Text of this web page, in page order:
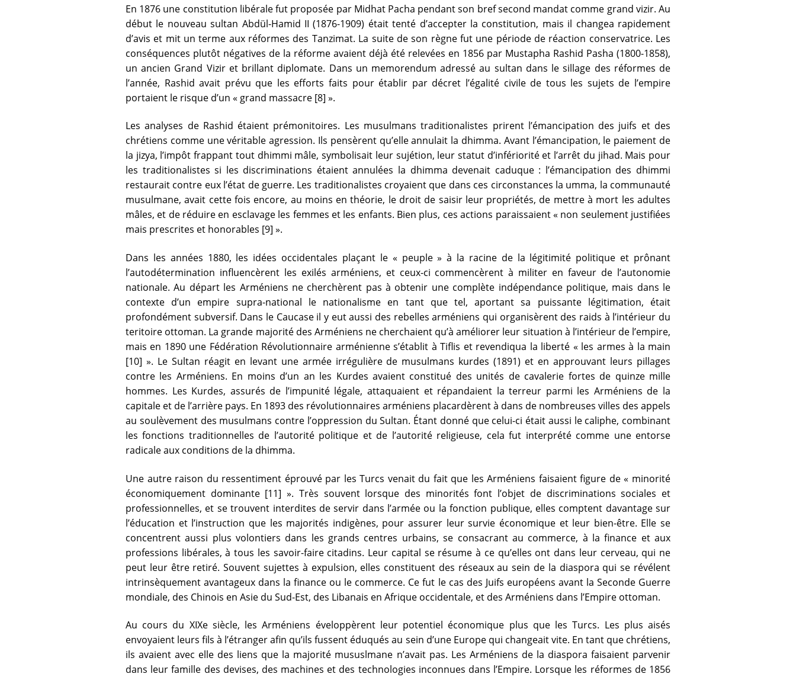
En 1876 une constitution libérale fut proposée par Midhat Pacha pendant son bref second mandat comme grand vizir. Au
début le nouveau sultan Abdül-Hamid II (1876-1909) était tenté d’accepter la constitution, mais il changea rapidement
d’avis et mit un terme aux réformes des Tanzimat. La suite de son règne fut une période de réaction conservatrice. Les
conséquences plutôt négatives de la réforme avaient déjà été relevées en 1856 par Mustapha Rashid Pasha (1800-1858),
un ancien Grand Vizir et brillant diplomate. Dans un memorendum adressé au sultan dans le sillage des réformes de
l’année, Rashid avait prévu que les efforts faits pour établir par décret l’égalité civile de tous les sujets de l’empire
portaient le risque d’un « grand massacre [8] ».
Les analyses de Rashid étaient prémonitoires. Les musulmans traditionalistes prirent l’émancipation des juifs et des
chrétiens comme une véritable agression. Ils pensèrent qu’elle annulait la dhimma. Avant l’émancipation, le paiement de
la jizya, l’impôt frappant tout dhimmi mâle, symbolisait leur sujétion, leur statut d’infériorité et l’arrêt du jihad. Mais pour
les traditionalistes si les discriminations étaient annulées la dhimma devenait caduque : l’émancipation des dhimmi
restaurait contre eux l’état de guerre. Les traditionalistes croyaient que dans ces circonstances la umma, la communauté
musulmane, avait cette fois encore, au moins en théorie, le droit de saisir leur propriétés, de mettre à mort les adultes
mâles, et de réduire en esclavage les femmes et les enfants. Bien plus, ces actions paraissaient « non seulement justifiées
mais prescrites et honorables [9] ».
Dans les années 1880, les idées occidentales plaçant le « peuple » à la racine de la légitimité politique et prônant
l’autodétermination influencèrent les exilés arméniens, et ceux-ci commencèrent à militer en faveur de l’autonomie
nationale. Au départ les Arméniens ne cherchèrent pas à obtenir une complète indépendance politique, mais dans le
contexte d’un empire supra-national le nationalisme en tant que tel, aportant sa puissante légitimation, était
profondément subversif. Dans le Caucase il y eut aussi des rebelles arméniens qui organisèrent des raids à l’intérieur du
teritoire ottoman. La grande majorité des Arméniens ne cherchaient qu’à améliorer leur situation à l’intérieur de l’empire,
mais en 1890 une Fédération Révolutionnaire arménienne s’établit à Tiflis et revendiqua la liberté « les armes à la main
[10] ». Le Sultan réagit en levant une armée irrégulière de musulmans kurdes (1891) et en approuvant leurs pillages
contre les Arméniens. En moins d’un an les Kurdes avaient constitué des unités de cavalerie fortes de quinze mille
hommes. Les Kurdes, assurés de l’impunité légale, attaquaient et répandaient la terreur parmi les Arméniens de la
capitale et de l’arrière pays. En 1893 des révolutionnaires arméniens placardèrent à dans de nombreuses villes des appels
au soulèvement des musulmans contre l’oppression du Sultan. Étant donné que celui-ci était aussi le caliphe, combinant
les fonctions traditionnelles de l’autorité politique et de l’autorité religieuse, cela fut interprété comme une entorse
radicale aux conditions de la dhimma.
Une autre raison du ressentiment éprouvé par les Turcs venait du fait que les Arméniens faisaient figure de « minorité
économiquement dominante [11] ». Très souvent lorsque des minorités font l’objet de discriminations sociales et
professionnelles, et se trouvent interdites de servir dans l’armée ou la fonction publique, elles comptent davantage sur
l’éducation et l’instruction que les majorités indigènes, pour assurer leur survie économique et leur bien-être. Elle se
concentrent aussi plus volontiers dans les grands centres urbains, se consacrant au commerce, à la finance et aux
professions libérales, à tous les savoir-faire citadins. Leur capital se résume à ce qu’elles ont dans leur cerveau, qui ne
peut leur être retiré. Souvent sujettes à expulsion, elles constituent des réseaux au sein de la diaspora qui se révélent
intrinsèquement avantageux dans la finance ou le commerce. Ce fut le cas des Juifs européens avant la Seconde Guerre
mondiale, des Chinois en Asie du Sud-Est, des Libanais en Afrique occidentale, et des Arméniens dans l’Empire ottoman.
Au cours du XIXe siècle, les Arméniens éveloppèrent leur potentiel économique plus que les Turcs. Les plus aisés
envoyaient leurs fils à l’étranger afin qu’ils fussent éduqués au sein d’une Europe qui changeait vite. En tant que chrétiens,
ils avaient avec elle des liens que la majorité mususlmane n’avait pas. Les Arméniens de la diaspora faisaient parvenir
dans leur famille des devises, des machines et des technologies inconnues dans l’Empire. Lorsque les réformes de 1856